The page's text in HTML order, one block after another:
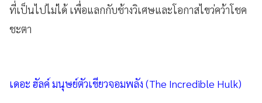
ที่เป็นไปไม่ได้ เพื่อแลกกับช้างวิเศษและโอกาสไขว่คว้าโชค
ชะตา
เดอะ ฮัลค์ มนุษย์ตัวเขียวจอมพลัง (The Incredible Hulk)